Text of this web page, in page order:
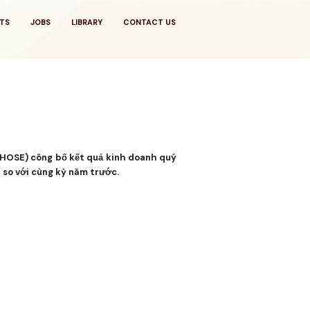
JOBS LIBRARY CONTACT US
công bố kết quả kinh doanh quý
so với cùng kỳ năm trước.